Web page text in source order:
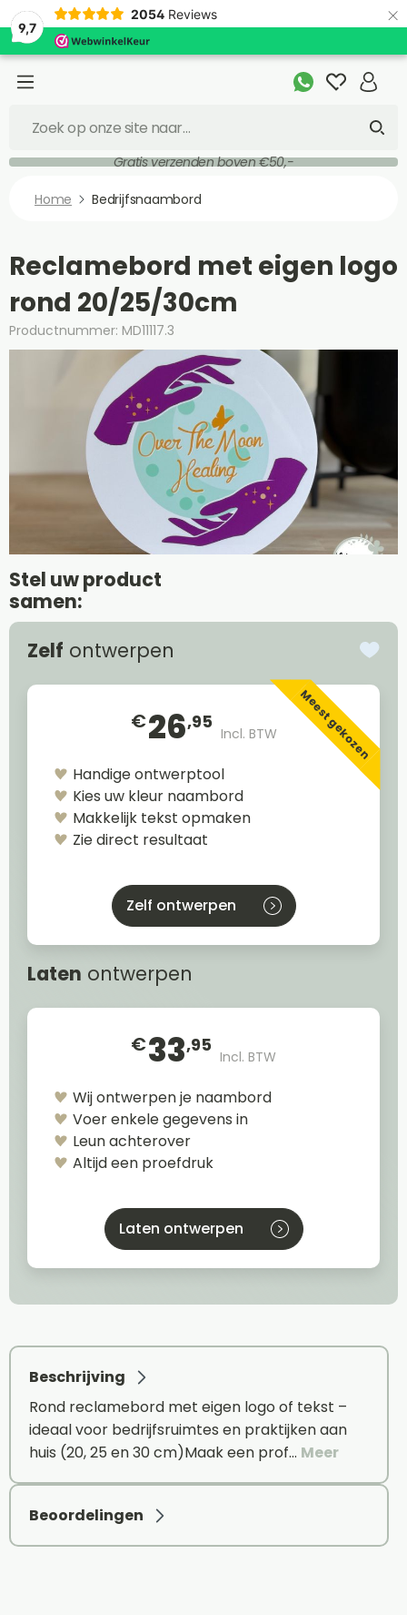
9,7
2054 Reviews ×
Gratis verzenden boven €50,-
Home Bedrijfsnaambord
Reclamebord met eigen logo
rond 20/25/30cm
Productnummer: MD11117.3
Stel uw product
samen:
Zelf ontwerpen
€26,95
Incl. BTW Meest gekozen
Handige ontwerptool
Kies uw kleur naambord
Makkelijk tekst opmaken
Zie direct resultaat
Zelf ontwerpen
Laten ontwerpen
€33,95
Incl. BTW
Wij ontwerpen je naambord
Voer enkele gegevens in
Leun achterover
Altijd een proefdruk
Laten ontwerpen
Beschrijving
Rond reclamebord met eigen logo of tekst –
ideaal voor bedrijfsruimtes en praktijken aan
huis (20, 25 en 30 cm)Maak een prof… Meer
Beoordelingen